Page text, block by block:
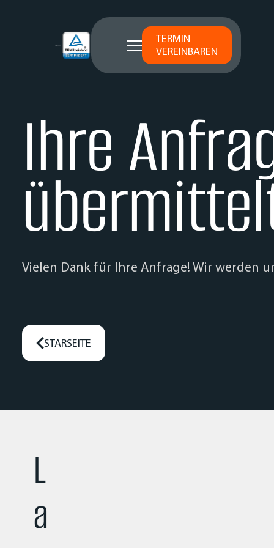
TERMIN
VEREINBAREN
Ihre
Vielen Dank für Ihre Anfrage! Wir werden
STARSEITE
L
a